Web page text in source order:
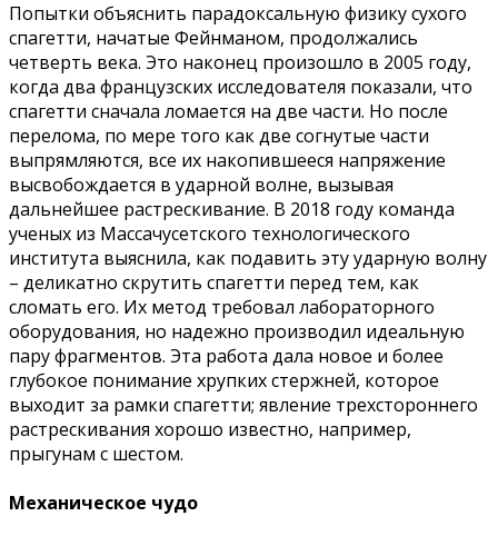
Попытки объяснить парадоксальную физику сухого
спагетти, начатые Фейнманом, продолжались
четверть века. Это наконец произошло в 2005 году,
когда два французских исследователя показали, что
спагетти сначала ломается на две части. Но после
перелома, по мере того как две согнутые части
выпрямляются, все их накопившееся напряжение
высвобождается в ударной волне, вызывая
дальнейшее растрескивание. В 2018 году команда
ученых из Массачусетского технологического
института выяснила, как подавить эту ударную волну
– деликатно скрутить спагетти перед тем, как
сломать его. Их метод требовал лабораторного
оборудования, но надежно производил идеальную
пару фрагментов. Эта работа дала новое и более
глубокое понимание хрупких стержней, которое
выходит за рамки спагетти; явление трехстороннего
растрескивания хорошо известно, например,
прыгунам с шестом.
Механическое чудо